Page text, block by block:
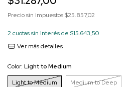
Precio sin impuestos$25.857,02
2 cuotas sin interés de $15.643,50
Ver más detalles
Color: Light to Medium
Light to Medium
Medium to Deep